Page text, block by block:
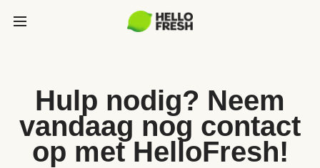
Hulp nodig? Neem
vandaag nog contact
op met HelloFresh!